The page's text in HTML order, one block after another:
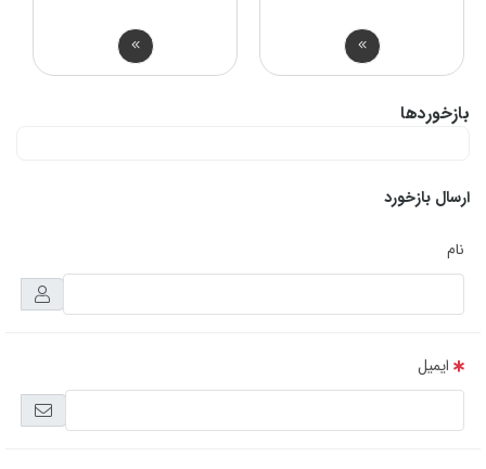
بازخوردها
ارسال بازخورد
نام
ایمیل